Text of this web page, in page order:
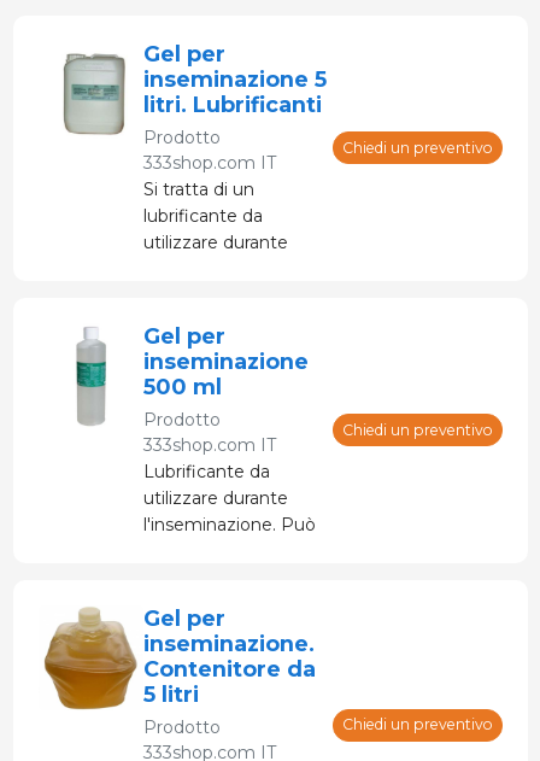
Disinfezione
professionale del
bestiame. Monouso
per evitare rischi di
contagio.
Dimensioni: 200x240
mm.
Gel per
inseminazione 5
litri. Lubrificanti
Prodotto
333shop.com IT
Si tratta di un
lubrificante da
utilizzare durante
esami rettali e
vaginali o nei
trattamenti ostetrici
e nelle inseminazioni.
Chiedi un preventivo
Gel per
inseminazione
500 ml
Prodotto
333shop.com IT
Lubrificante da
utilizzare durante
l'inseminazione. Può
vaginali o nei
trattamenti ostetrici
e nelle inseminazioni.
Chiedi un preventivo
Gel per
inseminazione.
Contenitore da
5 litri
Prodotto
333shop.com IT
Chiedi un preventivo